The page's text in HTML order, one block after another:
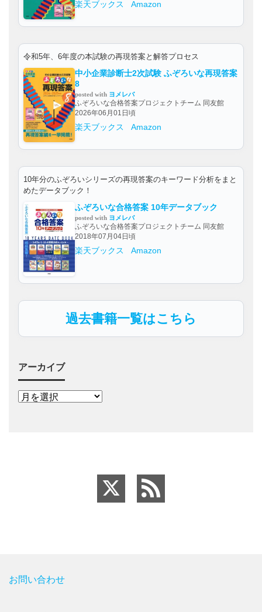
楽天ブックス Amazon
令和5年、6年度の本試験の再現答案と解答プロセス
中小企業診断士2次試験 ふぞろいな再現答案
8
posted with ヨメレバ
ふぞろいな合格答案プロジェクトチーム 同友館
2026年06月01日頃
楽天ブックス Amazon
10年分のふぞろいシリーズの再現答案のキーワード分析をまと
めたデータブック！
ふぞろいな合格答案 10年データブック
posted with ヨメレバ
ふぞろいな合格答案プロジェクトチーム 同友館
2018年07月04日頃
楽天ブックス Amazon
過去書籍一覧はこちら
アーカイブ
お問い合わせ